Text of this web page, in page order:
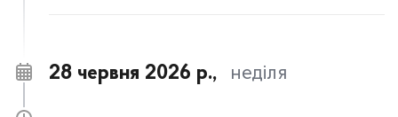
28 червня 2026 р., неділя